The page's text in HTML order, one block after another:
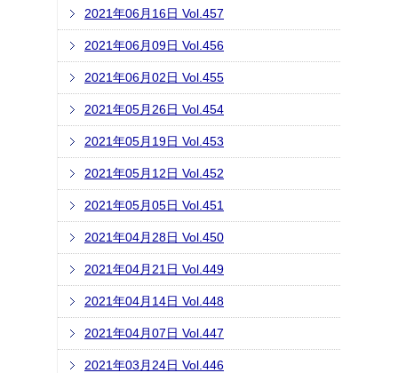
2021年06月16日 Vol.457
2021年06月09日 Vol.456
2021年06月02日 Vol.455
2021年05月26日 Vol.454
2021年05月19日 Vol.453
2021年05月12日 Vol.452
2021年05月05日 Vol.451
2021年04月28日 Vol.450
2021年04月21日 Vol.449
2021年04月14日 Vol.448
2021年04月07日 Vol.447
2021年03月24日 Vol.446